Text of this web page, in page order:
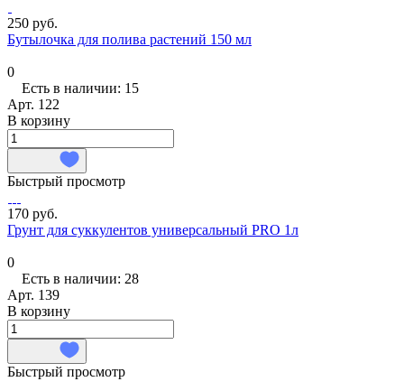
250 руб.
Бутылочка для полива растений 150 мл
0
Есть в наличии: 15
Арт. 122
В корзину
Быстрый просмотр
170 руб.
Грунт для суккулентов универсальный PRO 1л
0
Есть в наличии: 28
Арт. 139
В корзину
Быстрый просмотр